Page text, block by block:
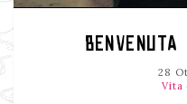
28
Vita